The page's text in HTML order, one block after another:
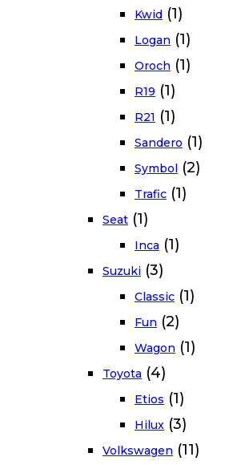
Kwid (1)
Logan (1)
Oroch (1)
R19 (1)
R21 (1)
Sandero (1)
Symbol (2)
Trafic (1)
Seat (1)
Inca (1)
Suzuki (3)
Classic (1)
Fun (2)
Wagon (1)
Toyota (4)
Etios (1)
Hilux (3)
Volkswagen (11)